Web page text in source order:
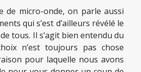
de micro-onde, on parle aussi
qui s’est d’ailleurs révélé le
tous. Il s’agit bien entendu du
n’est toujours pas chose
pour laquelle nous avons